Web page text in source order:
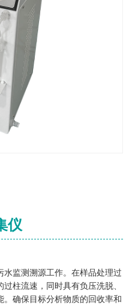
仪
监测溯源工作。在样品处理过
柱流速，同时具有负压洗脱、
确保目标分析物质的回收率和